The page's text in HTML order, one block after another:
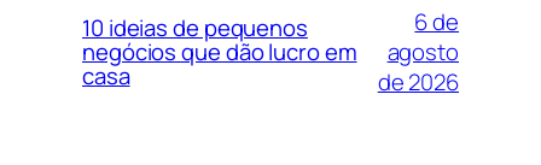
10 ideias de pequenos
negócios que dão lucro em
casa
6 de
agosto
de 2026